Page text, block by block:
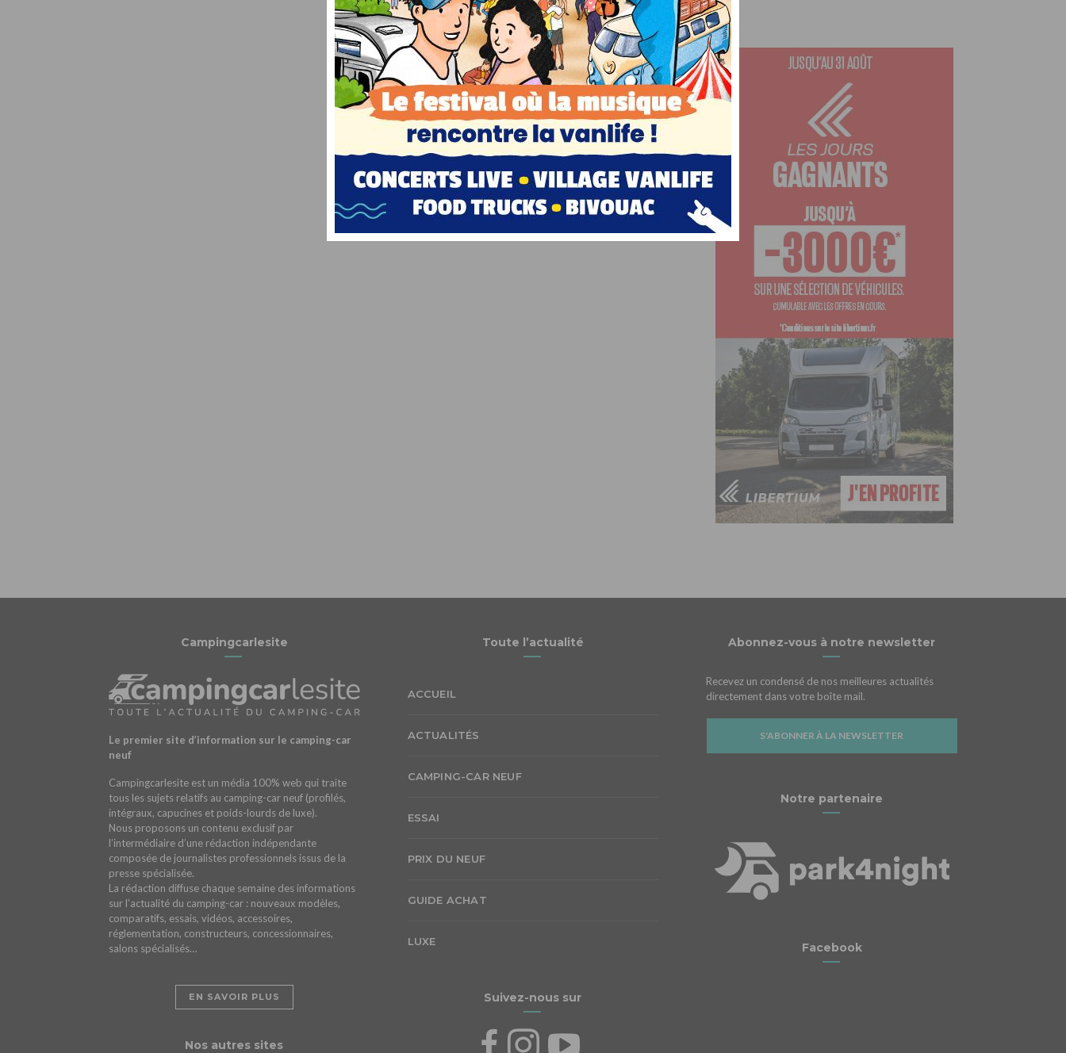
Campingcarlesite
Le premier site d’information sur le camping-car
neuf
Campingcarlesite est un média 100% web qui traite
tous les sujets relatifs au camping-car neuf (profilés,
intégraux, capucines et poids-lourds de luxe).
Nous proposons un contenu exclusif par
l’intermédiaire d’une rédaction indépendante
composée de journalistes professionnels issus de la
presse spécialisée.
La rédaction diffuse chaque semaine des informations
sur l’actualité du camping-car : nouveaux modèles,
comparatifs, essais, vidéos, accessoires,
réglementation, constructeurs, concessionnaires,
salons spécialisés…
EN SAVOIR PLUS
Nos autres sites
Toute l’actualité
ACCUEIL
ACTUALITÉS
CAMPING-CAR NEUF
ESSAI
PRIX DU NEUF
GUIDE ACHAT
LUXE
Suivez-nous sur
Abonnez-vous à notre newsletter
Recevez un condensé de nos meilleures actualités
directement dans votre boîte mail.
S'ABONNER À LA NEWSLETTER
Notre partenaire
Facebook